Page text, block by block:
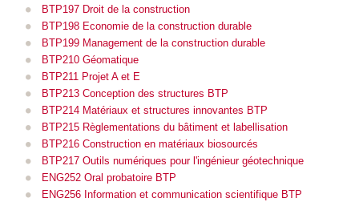
BTP197 Droit de la construction
BTP198 Economie de la construction durable
BTP199 Management de la construction durable
BTP210 Géomatique
BTP211 Projet A et E
BTP213 Conception des structures BTP
BTP214 Matériaux et structures innovantes BTP
BTP215 Règlementations du bâtiment et labellisation
BTP216 Construction en matériaux biosourcés
BTP217 Outils numériques pour l'ingénieur géotechnique
ENG252 Oral probatoire BTP
ENG256 Information et communication scientifique BTP